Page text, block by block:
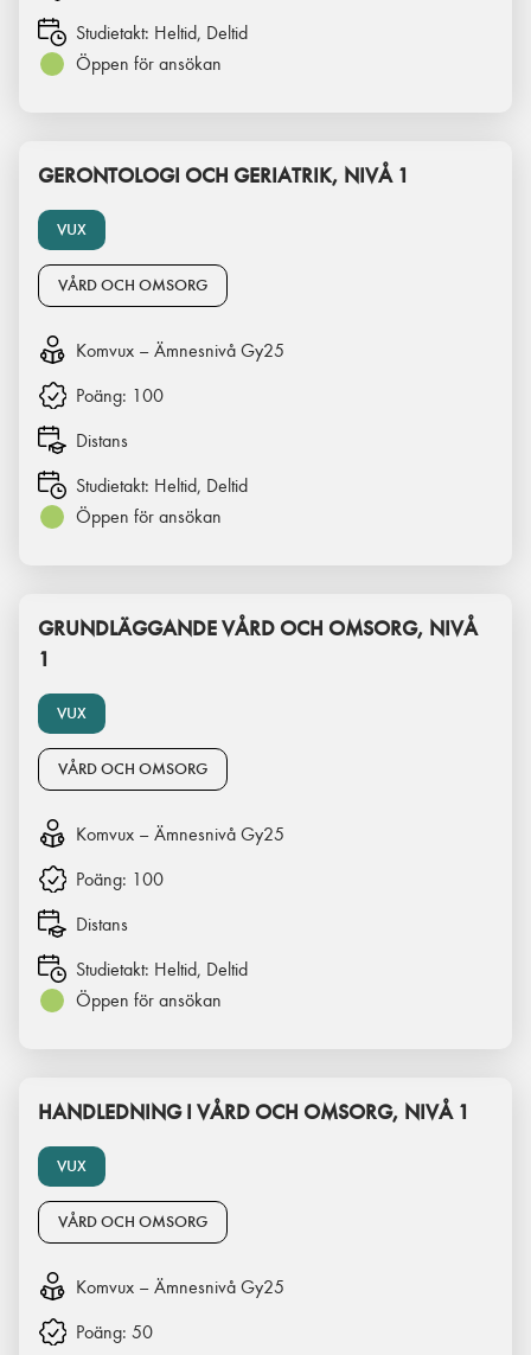
Studietakt: Heltid, Deltid
Öppen för ansökan
VUX
GERONTOLOGI OCH GERIATRIK, NIVÅ 1
VÅRD OCH OMSORG
Komvux – Ämnesnivå Gy25
Poäng: 100
Distans
Studietakt: Heltid, Deltid
Öppen för ansökan
VUX
GRUNDLÄGGANDE VÅRD OCH OMSORG, NIVÅ
1
VÅRD OCH OMSORG
Komvux – Ämnesnivå Gy25
Poäng: 100
Distans
Studietakt: Heltid, Deltid
Öppen för ansökan
VUX
HANDLEDNING I VÅRD OCH OMSORG, NIVÅ 1
VÅRD OCH OMSORG
Komvux – Ämnesnivå Gy25
Poäng: 50